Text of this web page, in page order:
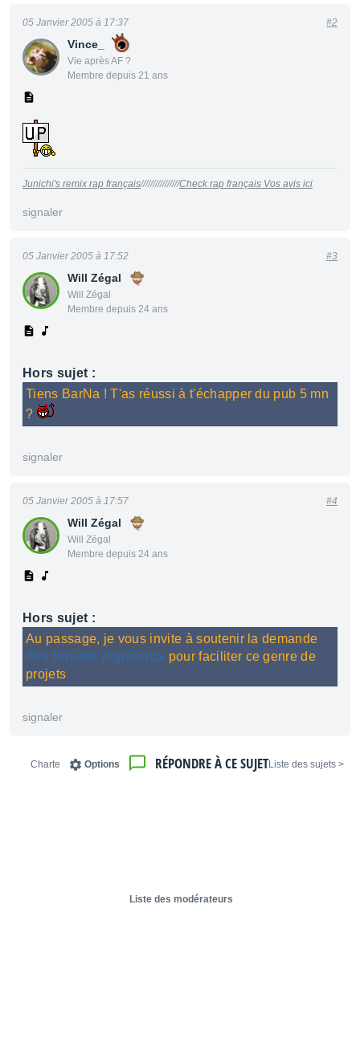
Vince_
Vie après AF ?
Membre depuis 21 ans
05 Janvier 2005 à 17:37 #2
Junichi's remix rap français////////////////Check rap français Vos avis ici
signaler
Will Zégal
Will Zégal
Membre depuis 24 ans
05 Janvier 2005 à 17:52 #3
Hors sujet :
Tiens BarNa ! T'as réussi à t'échapper du pub 5 mn
?
signaler
Will Zégal
Will Zégal
Membre depuis 24 ans
05 Janvier 2005 à 17:57 #4
Hors sujet :
Au passage, je vous invite à soutenir la demande
des forums régionaux pour faciliter ce genre de
projets
signaler
< Liste des sujets
RÉPONDRE À CE SUJET
Options
Charte
Liste des modérateurs